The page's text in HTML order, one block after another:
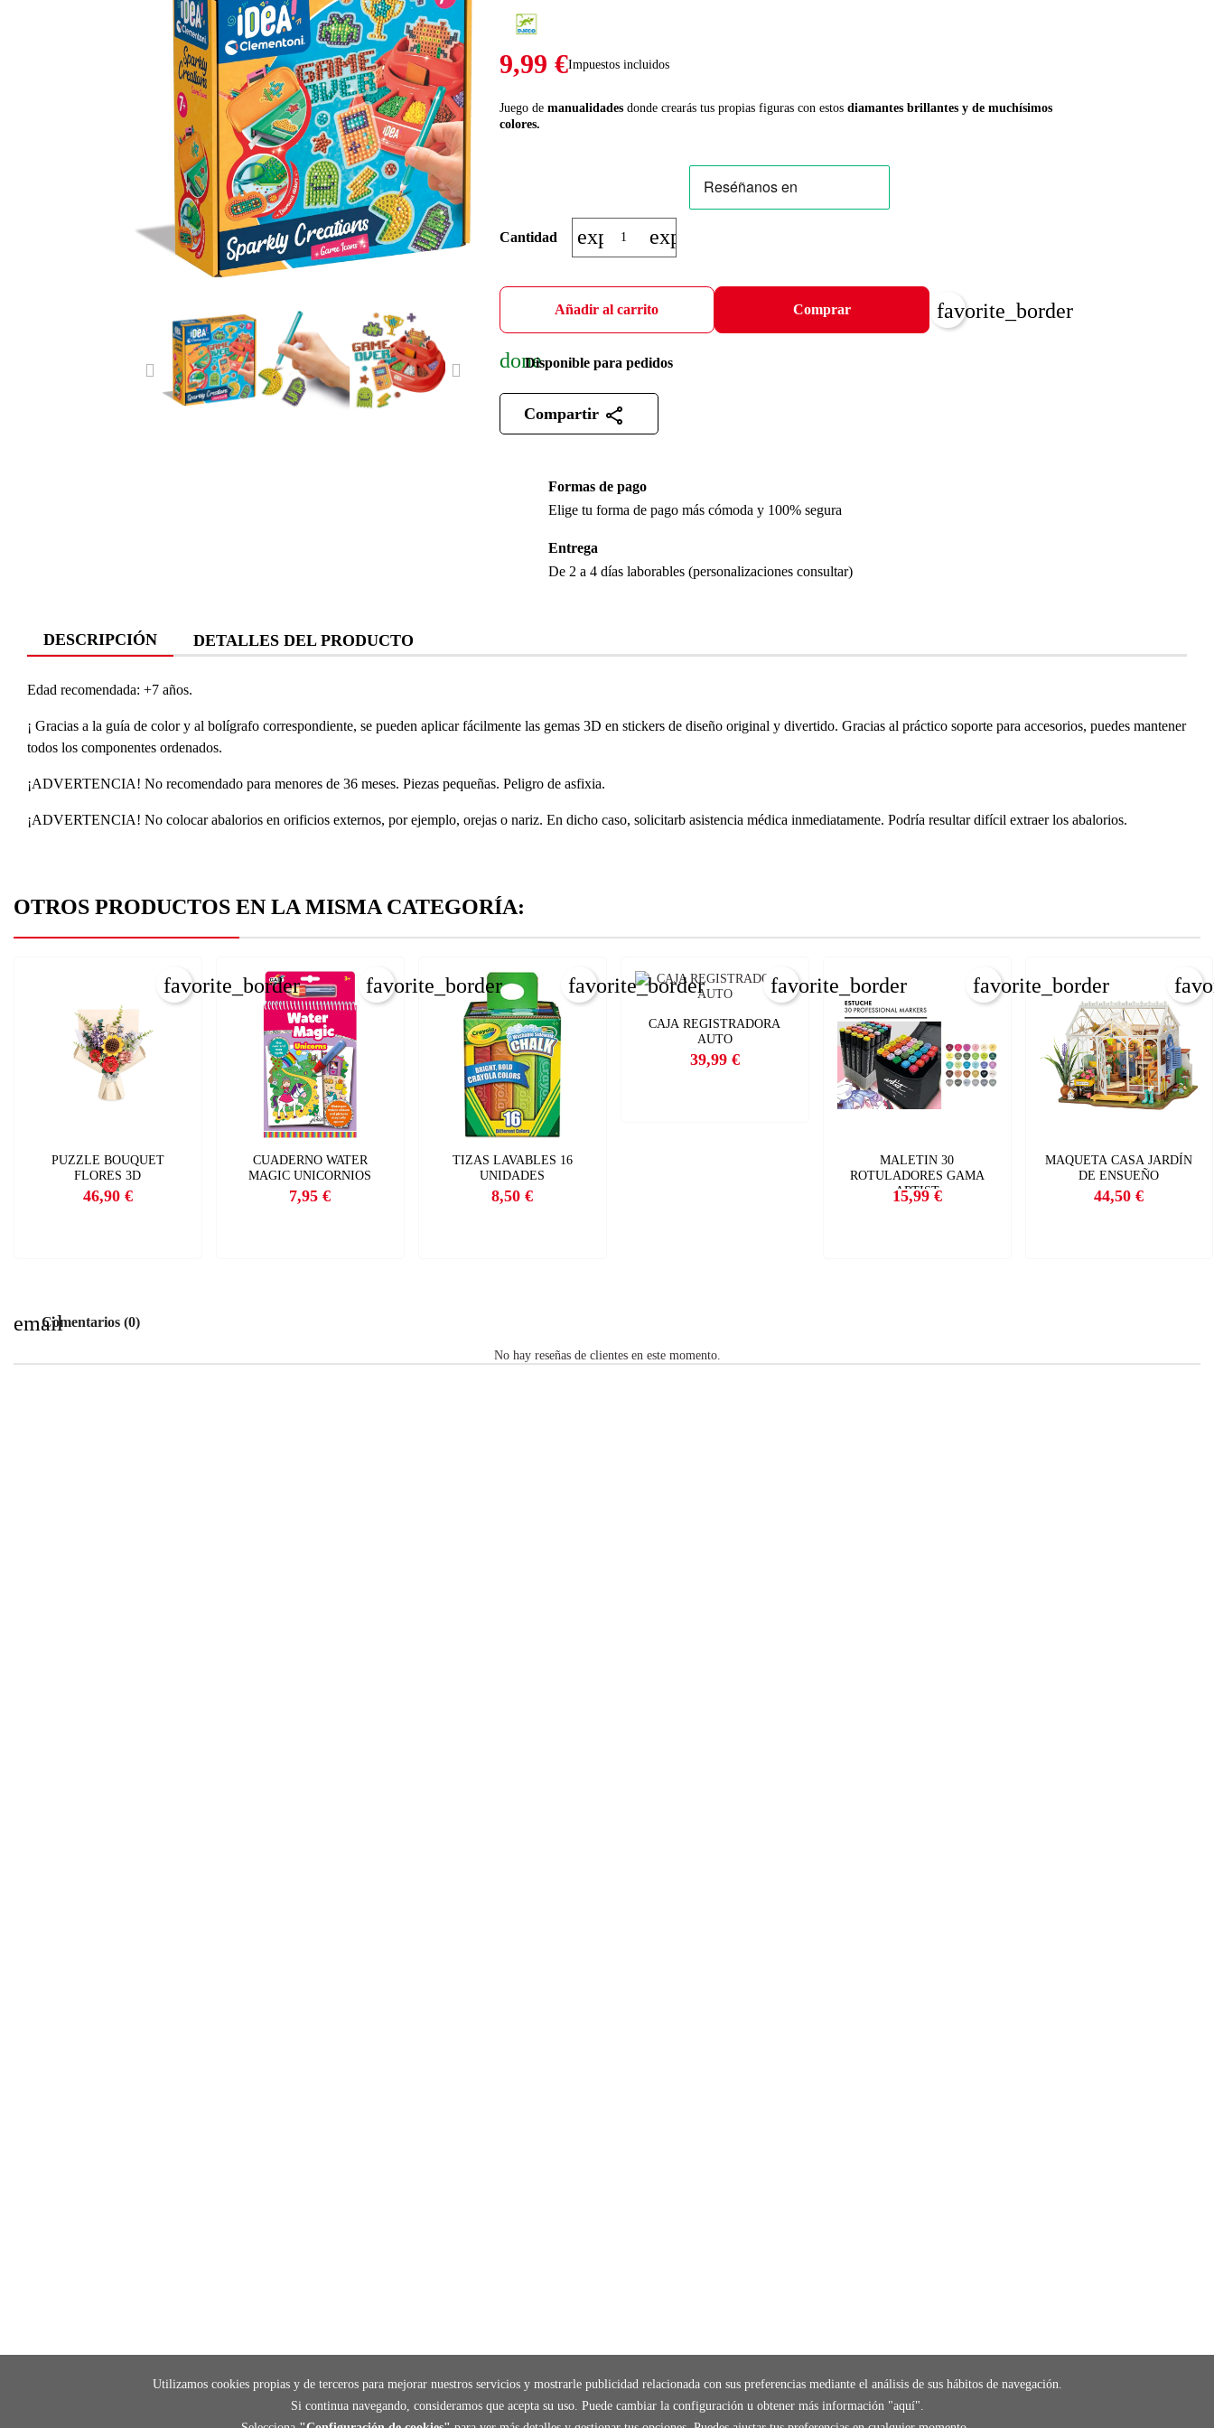
Utilizamos cookies propias y de terceros para mejorar nuestros servicios y mostrarle publicidad relacionada con sus preferencias mediante el análisis de sus hábitos de navegación.
Si continua navegando, consideramos que acepta su uso. Puede cambiar la configuración u obtener más información "aquí".
PREVIOUS
9,99 €Impuestos incluidos
Juego de manualidadesdonde crearás tus propias figuras con estos diamantes brillantes y de muchísimos
colores.
Cantidad expand_moreexpand_less
Añadir al carrito Comprar favorite_border
doneDisponible para pedidos
Compartir
Formas de pago
Elige tu forma de pago más cómoda y 100% segura
Entrega
De 2 a 4 días laborables (personalizaciones consultar)
DESCRIPCIÓN DETALLES DEL PRODUCTO
Edad recomendada: +7 años.
¡ Gracias a la guía de color y al bolígrafo correspondiente, se pueden aplicar fácilmente las gemas 3D en stickers de diseño original y divertido. Gracias al práctico soporte para accesorios, puedes mantener
todos los componentes ordenados.
¡ADVERTENCIA! No recomendado para menores de 36 meses. Piezas pequeñas. Peligro de asfixia.
¡ADVERTENCIA! No colocar abalorios en orificios externos, por ejemplo, orejas o nariz. En dicho caso, solicitarb asistencia médica inmediatamente. Podría resultar difícil extraer los abalorios.
OTROS PRODUCTOS EN LA MISMA CATEGORÍA:
PUZZLE BOUQUET
FLORES 3D
Precio
46,90 €
favorite_border
CUADERNO WATER
MAGIC UNICORNIOS
Precio
7,95 €
favorite_border
TIZAS LAVABLES 16
UNIDADES
Precio
8,50 €
favorite_border
CAJA REGISTRADORA
AUTO
Precio
39,99 €
favorite_border
MALETIN 30
ROTULADORES GAMA
ARTIST
Precio
15,99 €
favorite_border
MAQUETA CASA JARDÍN
DE ENSUEÑO
Precio
44,50 €
emailComentarios (0)
No hay reseñas de clientes en este momento.
AÑADIR A LA LISTA DE DESEOS
add_circle_outline
Crear nueva lista
CREAR LISTA DE DESEOS
Nombre de la lista de deseos
CANCELAR
CREAR LISTA DE DESEOS
INICIAR SESIÓN ×
Debe iniciar sesión para guardar productos en su lista de deseos.
CANCELAR
INICIAR SESIÓN